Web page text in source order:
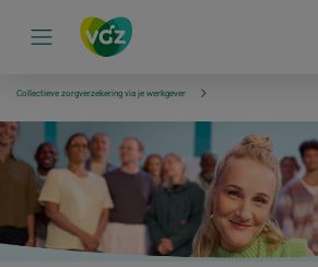
k
Collectieve zorgverzekering via je werkgever